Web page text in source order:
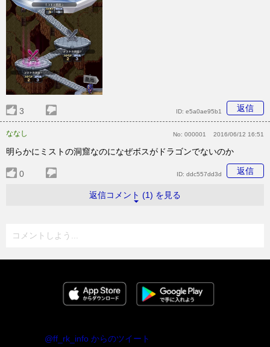
3 返信
ID: e5a0ae95b1
ななし No: 000001 2016/06/12 16:51
明らかにミストの洞窟なのになぜボスがドラゴンでないのか
0 返信
ID: ddc557dd3d
返信コメント (1) を見る
コメントしよう...
@ff_rk_info からのツイート